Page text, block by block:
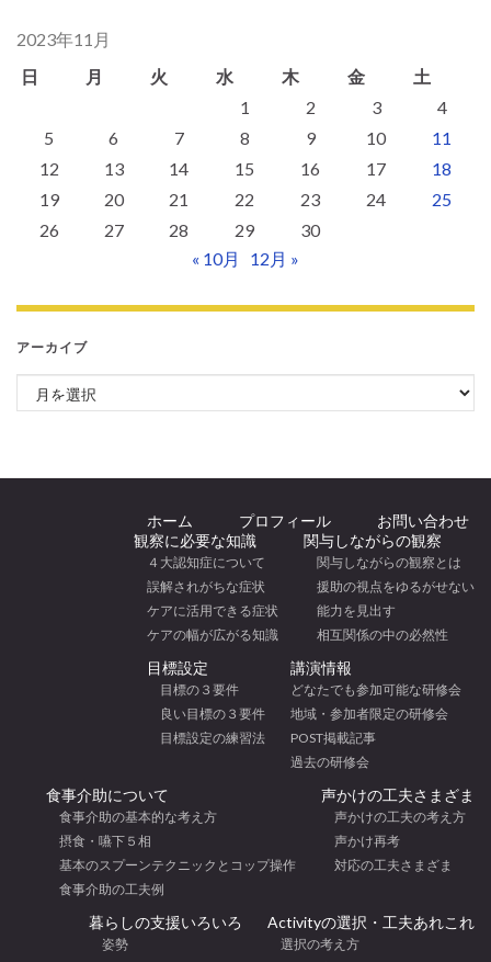
2023年11月
日
月 火 水 木 金
土
1
2 3
4
5
6 7 8 9 10
11
12
13 14 15 16 17
18
19
20 21 22 23 24
25
26
27 28 29
30
« 10月
12月 »
アーカイブ
アーカイブ
ホーム プロフィール
お問い合わせ
観察に必要な知識
４大認知症について
誤解されがちな症状
ケアに活用できる症状
ケアの幅が広がる知識
関与しながらの観察
関与しながらの観察とは
援助の視点をゆるがせない
能力を見出す
相互関係の中の必然性
目標設定
目標の３要件
良い目標の３要件
目標設定の練習法
講演情報
どなたでも参加可能な研修会
地域・参加者限定の研修会
POST掲載記事
過去の研修会
食事介助について
食事介助の基本的な考え方
摂食・嚥下５相
基本のスプーンテクニックとコップ操作
食事介助の工夫例
声かけの工夫さまざま
声かけの工夫の考え方
声かけ再考
対応の工夫さまざま
暮らしの支援いろいろ
姿勢
Activityの選択・工夫あれこれ
選択の考え方